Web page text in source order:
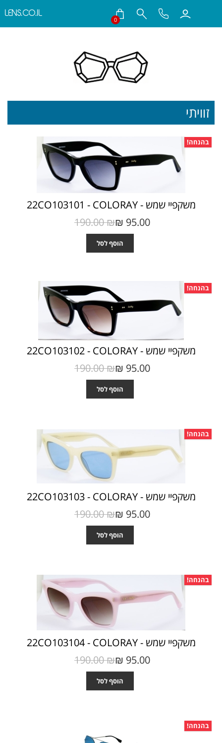
לעבור
לאזור
מרכזי
0
LENS.CO.IL
זוויתי
בהנחה!
משקפיי שמש - 22CO103101 - COLORAY
95.00 ₪‎
190.00 ₪‎
הוסף לסל
בהנחה!
משקפיי שמש - 22CO103102 - COLORAY
95.00 ₪‎
190.00 ₪‎
הוסף לסל
בהנחה!
משקפיי שמש - 22CO103103 - COLORAY
95.00 ₪‎
190.00 ₪‎
הוסף לסל
בהנחה!
משקפיי שמש - 22CO103104 - COLORAY
95.00 ₪‎
190.00 ₪‎
הוסף לסל
בהנחה!